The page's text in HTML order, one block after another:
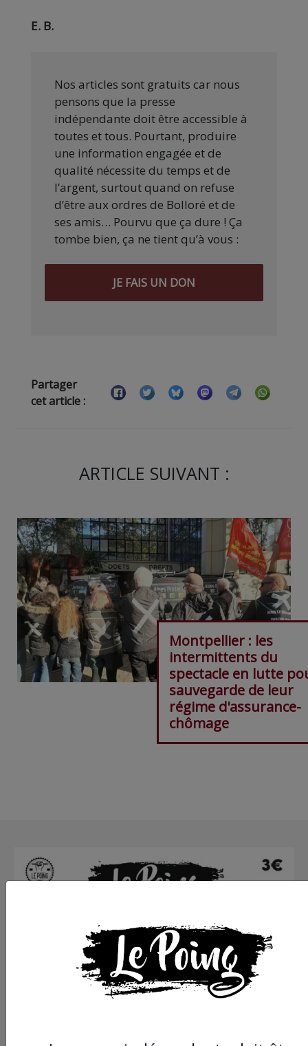
E. B.
Nos articles sont gratuits car nous
pensons que la presse
indépendante doit être accessible à
toutes et tous. Pourtant, produire
une information engagée et de
qualité nécessite du temps et de
l’argent, surtout quand on refuse
d’être aux ordres de Bolloré et de
ses amis… Pourvu que ça dure ! Ça
tombe bien, ça ne tient qu’à vous :
JE FAIS UN DON
Partager
cet article :
ARTICLE SUIVANT :
Montpellier : les
intermittents du
spectacle en lutte
sauvegarde de leur
régime d'assurance-
chômage